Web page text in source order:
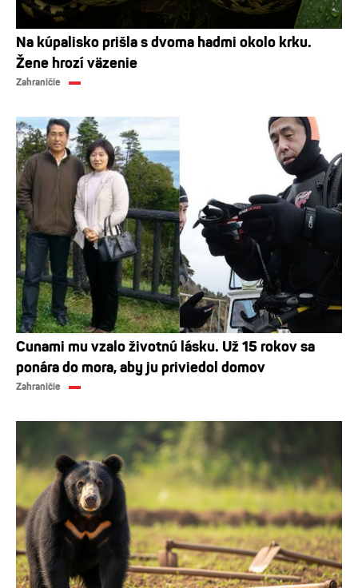
Na kúpalisko prišla s dvoma hadmi okolo krku.
Žene hrozí väzenie
Zahraničie
Cunami mu vzalo životnú lásku. Už 15 rokov sa
ponára do mora, aby ju priviedol domov
Zahraničie